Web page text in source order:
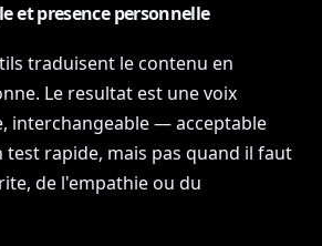
et presence personnelle
traduisent le contenu en
Le resultat est une voix
interchangeable — acceptable
rapide, mais pas quand il faut
de l'empathie ou du